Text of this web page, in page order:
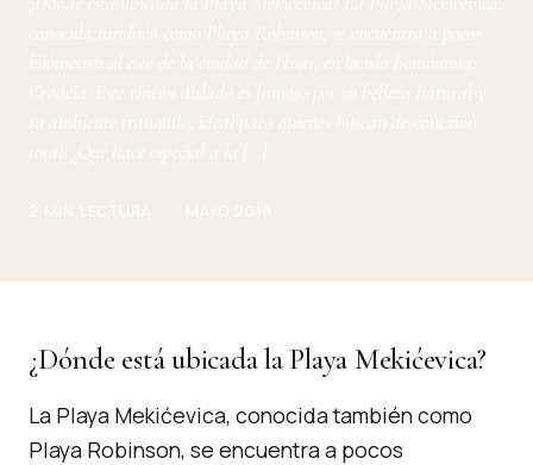
conocida también como Playa Robinson, se encuentra a pocos
kilómetros al este de la ciudad de Hvar, en la isla homónima,
Croacia. Este rincón aislado es famoso por su belleza natural y
su ambiente tranquilo, ideal para quienes buscan desconexión
total. ¿Qué hace especial a la […]
¿Dónde está ubicada la Playa Mekićevica?
La Playa Mekićevica, conocida también como
Playa Robinson, se encuentra a pocos